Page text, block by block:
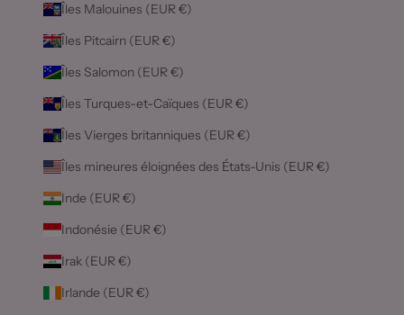
Îles Malouines (EUR €)
Îles Pitcairn (EUR €)
Îles Salomon (EUR €)
Îles Turques-et-Caïques (EUR €)
Îles Vierges britanniques (EUR €)
Îles mineures éloignées des États-Unis (EUR €)
Inde (EUR €)
Indonésie (EUR €)
Irak (EUR €)
Irlande (EUR €)